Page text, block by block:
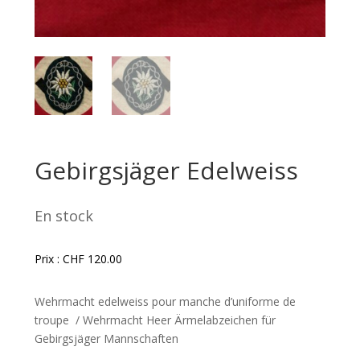
Gebirgsjäger Edelweiss
En stock
Prix : CHF120.00
Wehrmacht edelweiss pour manche d’uniforme de
troupe / Wehrmacht Heer Ärmelabzeichen für
Gebirgsjäger Mannschaften